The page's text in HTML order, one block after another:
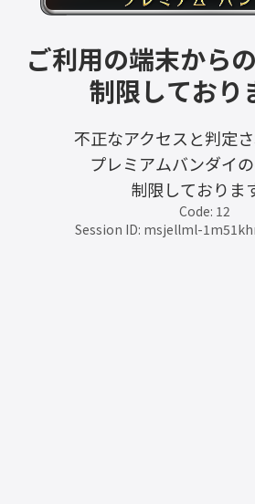
ご利用の端末から
制限しており
不正なアクセスと判定さ
プレミアムバンダイ
制限しておりま
Code: 12
Session ID: msjellml-